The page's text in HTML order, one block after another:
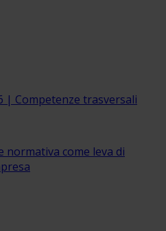
| Competenze trasversali
normativa come leva di